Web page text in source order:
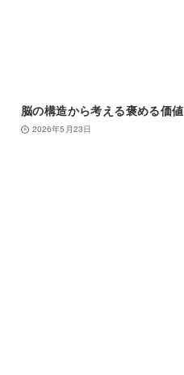
脳の構造から考える褒める価値
2026年5月23日